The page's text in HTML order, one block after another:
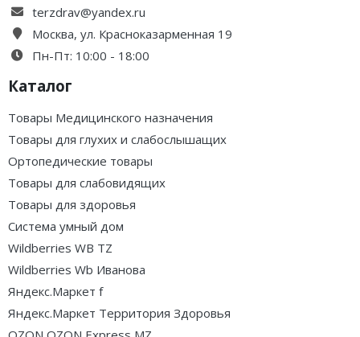
terzdrav@yandex.ru
Москва, ул. Красноказарменная 19
Пн-Пт: 10:00 - 18:00
Каталог
Товары Медицинского назначения
Товары для глухих и слабослышащих
Ортопедические товары
Товары для слабовидящих
Товары для здоровья
Система умный дом
Wildberries WB TZ
Wildberries Wb Иванова
Яндекс.Маркет f
Яндекс.Маркет Территория Здоровья